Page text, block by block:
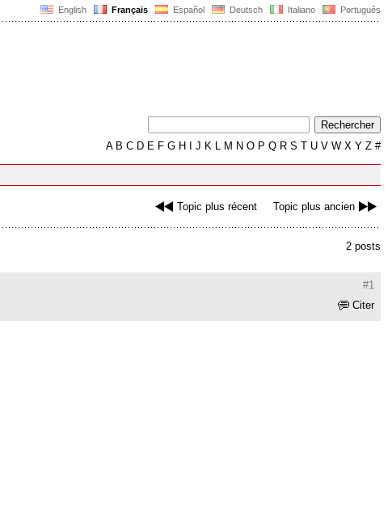
English Français Español Deutsch Italiano Português
AB C D E F G H J K L M N O P Q R S T U V W X Y Z #
Topic plus récent Topic plus ancien
2 posts
#1
Citer